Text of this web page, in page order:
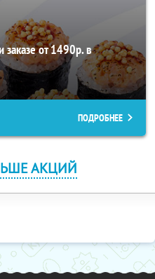
от 1490р. в
ПОДРОБНЕЕ
АКЦИЙ